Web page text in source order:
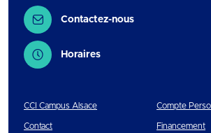
Contactez-nous
Horaires
CCI Campus Alsace
Contact
Compte
Financement